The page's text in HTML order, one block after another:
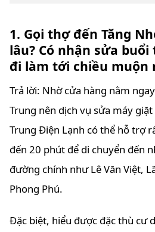
1. Gọi thợ đến Tăng
lâu? Có nhận sửa
đi làm tới chiều muộn
Trả lời: Nhờ cửa hàng nằm
Trung nên dịch vụ sửa máy giặt
Trung Điện Lạnh có thể hỗ trợ
đến 20 phút để di chuyển đến
đường chính như Lê Văn Việt,
Phong Phú.
Đặc biệt, hiểu được đặc thù cư